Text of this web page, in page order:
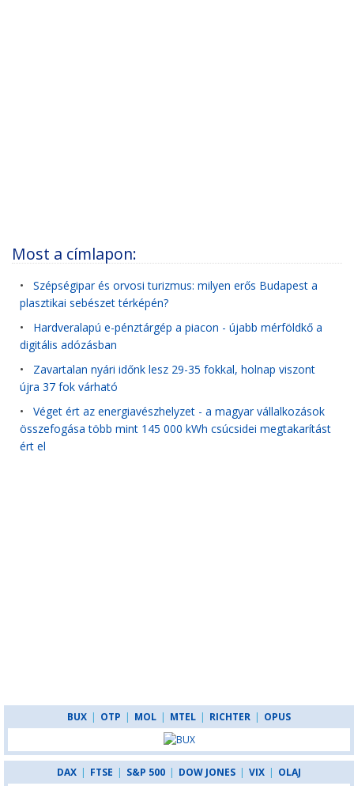
Most a címlapon:
• Szépségipar és orvosi turizmus: milyen erős Budapest a
plasztikai sebészet térképén?
• Hardveralapú e-pénztárgép a piacon - újabb mérföldkő a
digitális adózásban
• Zavartalan nyári időnk lesz 29-35 fokkal, holnap viszont
újra 37 fok várható
• Véget ért az energiavészhelyzet - a magyar vállalkozások
összefogása több mint 145 000 kWh csúcsidei megtakarítást
ért el
BUX | OTP | MOL | MTEL | RICHTER | OPUS
DAX | FTSE | S&P 500 | DOW JONES | VIX | OLAJ